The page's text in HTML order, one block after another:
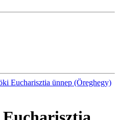
Eucharisztia ünnep (Öreghegy)